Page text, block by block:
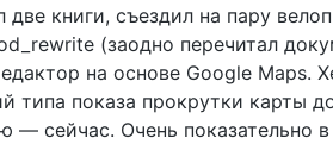
книги, съездил на пару
(заодно перечитал
на основе Google Maps.
показа прокрутки карты
сейчас. Очень показательно